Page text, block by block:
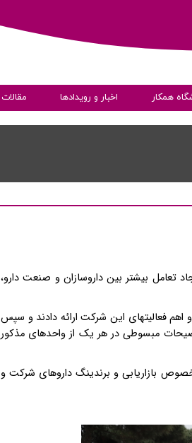
همکار اخبار و رویدادها مقالات
تعامل بیشتر بین داروسازان و صنعت دارو،
اهم فعالیتهای این شرکت ارائه دادند و سپس
مبسوطی در هر یک از واحدهای مذکور
بازاریابی و برندینگ داروهای شرکت و